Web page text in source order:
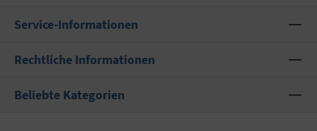
Service-Informationen
Rechtliche Informationen
Beliebte Kategorien